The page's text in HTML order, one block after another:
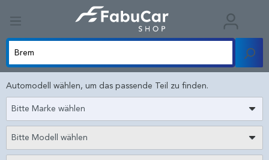
Automodell wählen, um das passende Teil zu finden.
Bitte Marke wählen
Bitte Modell wählen